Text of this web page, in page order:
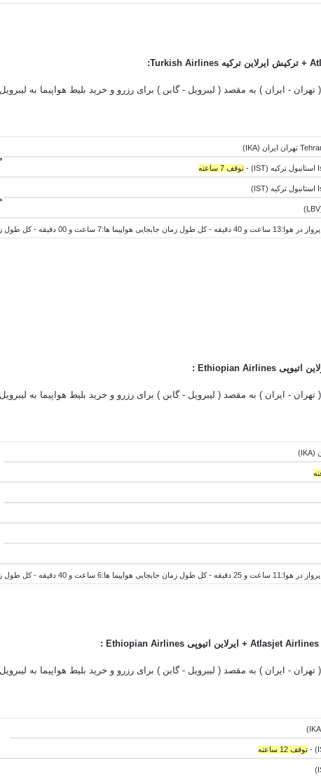
ترکیش ایرلاین ترکیهTurkish Airlines
:
توقف 7 ساعته
ها:7 ساعت و 00 دقیقه - کل طول زمان سفر:20 ساعت و 40 دقیقه
اتیوپی EthiopianAirlines
:
- ایران ) به مقصد ( لیبرویل - گابن ) برای رزرو و خرید بلیط هواپیما به
ها:6 ساعت و 40 دقیقه - کل طول زمان سفر:18 ساعت و 05 دقیقه
Atlasjet Airlines + ایرلاین اتیوپی EthiopianAirlines
:
- ایران ) به مقصد ( لیبرویل - گابن ) برای رزرو و خرید بلیط هواپیما به
توقف 12 ساعته